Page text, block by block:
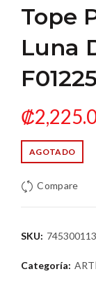
Tope
Luna
₡
AGOTADO
Compare
SKU:
Categoría: